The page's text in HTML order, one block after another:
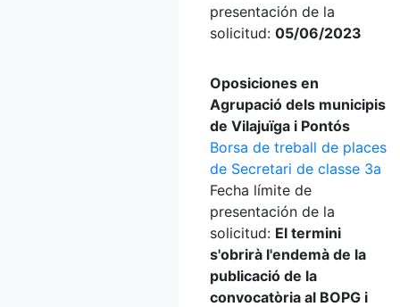
presentación de la
solicitud: 05/06/2023
Oposiciones en
Agrupació dels municipis
de Vilajuïga i Pontós
Borsa de treball de places
de Secretari de classe 3a
Fecha límite de
presentación de la
solicitud: El termini
s'obrirà l'endemà de la
publicació de la
convocatòria al BOPG i